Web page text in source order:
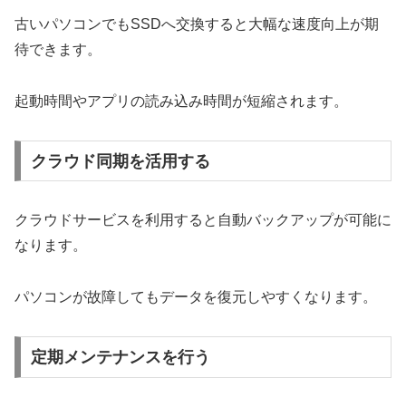
古いパソコンでもSSDへ交換すると大幅な速度向上が期
待できます。
起動時間やアプリの読み込み時間が短縮されます。
クラウド同期を活用する
クラウドサービスを利用すると自動バックアップが可能に
なります。
パソコンが故障してもデータを復元しやすくなります。
定期メンテナンスを行う